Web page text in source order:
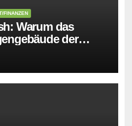
FINANZEN
Warum das
der